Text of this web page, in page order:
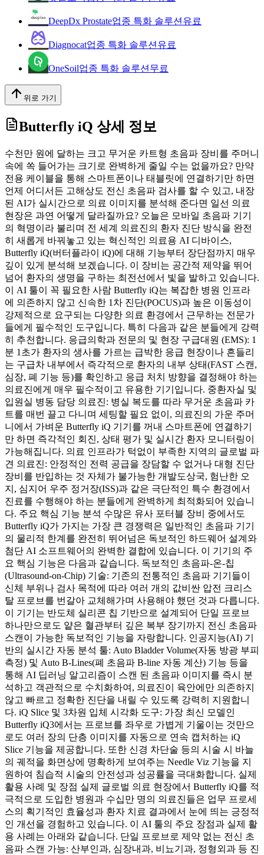
DeepDx Prostate업종 특화 솔루션 유료
Diagnocat업종 특화 솔루션 유료
OneSoil업종 특화 솔루션 무료
위로 가기
Butterfly iQ 상세 정보
수천만 원에 달하는 크고 무거운 카트형 초음파 장비를 주머니
속에 쏙 들어가는 크기로 완벽하게 줄일 수는 없을까요? 만약
전용 케이블을 통해 스마트폰이나 태블릿에 연결하기만 하면
언제 어디서든 고해상도 전신 초음파 검사를 할 수 있고, 내장
된 AI가 실시간으로 의료 이미지를 분석해 준다면 일선 의료
현장은 과연 어떻게 달라질까요? 오늘은 모바일 초음파 기기
의 혁명이라 불리며 전 세계 의료진의 환자 진단 방식을 완전
히 새롭게 바꿔놓고 있는 혁신적인 의료용 AI 디바이스,
Butterfly iQ(버터플라이 iQ)에 대해 기능부터 장단점까지 매우
깊이 있게 분석해 보겠습니다. 이 장비는 공간적 제약을 뛰어
넘어 환자의 생명을 구하는 최전선에서 빛을 발하고 있습니다.
이 AI 툴이 꼭 필요한 사람 Butterfly iQ는 복잡한 병원 인프라
에 의존하지 않고 신속한 1차 진단(POCUS)과 높은 이동성이
강제적으로 요구되는 다양한 의료 환경에서 근무하는 전문가
들에게 필수적인 도구입니다. 특히 다음과 같은 분들에게 강력
히 추천합니다. 응급의학과 전문의 및 현장 구급대원 (EMS): 1
분 1초가 환자의 생사를 가르는 급박한 응급 현장이나 흔들리
는 구급차 내부에서 즉각적으로 환자의 내부 상태(FAST 스캔,
심장, 폐 기능 등)를 확인하고 응급 처치 방향을 결정해야 하는
의료진에게 매우 필수적이고 유용한 기기입니다. 중환자실 및
입원실 병동 담당 의료진: 병실 복도를 따라 무거운 초음파 카
트를 매번 끌고 다니며 세팅할 필요 없이, 의료진의 가운 주머
니에서 가벼운 Butterfly iQ 기기를 꺼내 스마트폰에 연결하기
만 하면 즉각적인 회진, 상태 평가 및 실시간 환자 모니터링이
가능해집니다. 의료 인프라가 턱없이 부족한 지역의 글로벌 파
견 의료진: 안정적인 전력 공급을 장담할 수 없거나 대형 진단
장비를 반입하는 것 자체가 불가능한 개발도상국, 험난한 오
지, 심지어 우주 정거장(ISS)과 같은 극단적인 특수 환경에서
진료를 수행해야 하는 분들에게 완벽하게 최적화되어 있습니
다. 주요 핵심 기능 분석 수많은 유사 포터블 장비 중에서도
Butterfly iQ가 가지는 가장 큰 경쟁력은 일반적인 초음파 기기
의 물리적 한계를 완전히 뛰어넘은 독보적인 하드웨어 설계와
첨단 AI 소프트웨어의 완벽한 결합에 있습니다. 이 기기의 주
요 핵심 기능은 다음과 같습니다. 독보적인 초음파-온-칩
(Ultrasound-on-Chip) 기술: 기존의 전통적인 초음파 기기들이
신체 부위나 검사 목적에 따라 여러 개의 값비싼 압전 크리스
탈 프로브를 번갈아 교체해가며 사용해야 했던 것과 다릅니다.
이 기기는 반도체 실리콘 칩 기반으로 설계되어 단일 프로브
하나만으로도 얕은 혈관부터 깊은 복부 장기까지 전신 초음파
스캔이 가능한 독보적인 기능을 자랑합니다. 인공지능(AI) 기
반의 실시간 자동 분석 툴: Auto Bladder Volume(자동 방광 부피
측정) 및 Auto B-Lines(폐 초음파 B-line 자동 계산) 기능 등을
통해 AI 딥러닝 알고리즘이 스캔 된 초음파 이미지를 즉시 분
석하고 객관적으로 수치화하여, 의료진이 육안에만 의존하지
않고 빠르고 정확한 진단을 내릴 수 있도록 강력히 지원합니
다. iQ Slice 및 3차원 입체 시각화 도구: 가장 최신 모델인
Butterfly iQ3에서는 프로브를 좌우로 가볍게 기울이는 것만으
로도 여러 장의 단층 이미지를 자동으로 연속 캡처하는 iQ
Slice 기능을 제공합니다. 또한 신경 차단술 등의 시술 시 바늘
의 궤적을 화면상에 명확하게 보여주는 Needle Viz 기능을 지
원하여 침습적 시술의 안전성과 성공률을 극대화합니다. 실제
활용 사례 및 장점 실제 글로벌 의료 현장에서 Butterfly iQ를 적
극적으로 도입한 병원과 수십만 명의 의료진들은 업무 프로세
스의 획기적인 효율성과 환자 치료 결과에서 눈에 띄는 긍정적
인 개선을 경험하고 있습니다. 이 AI 툴의 주요 장점과 실제 활
용 사례는 아래와 같습니다. 단일 프로브로 제약 없는 전신 초
음파 스캔 가능: 산부인과, 심장내과, 비뇨기과, 정형외과 등 진